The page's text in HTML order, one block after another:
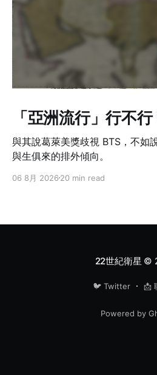
「亞洲流行」行不行
與其說葛萊美獎歧視 BTS，不如
與生俱來的排外傾向。
06 8月 2026 20 min read
22世紀衛星 ©
🐦 Twitter 📩
Powered by